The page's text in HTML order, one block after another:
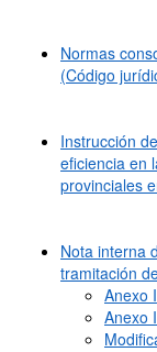
Normas
(Código
Instrucción
eficiencia en
provinciales
Nota interna
tramitación
Anexo I
Anexo